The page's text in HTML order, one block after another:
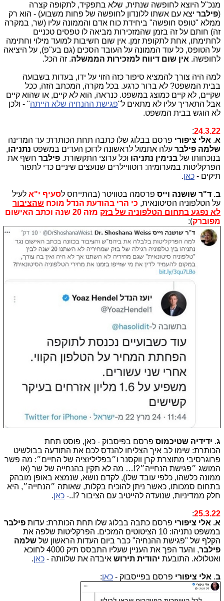
מנכ"ל היוצא לחופשה שנתית, שלא בתפקיד, לתקופה קצרה
(פילבר יצא עם אשתו ללונדון לחופשה של פחות משבוע) - הוא רק
ממלא "טופס חופשה" ביחידת כוח אדם והממונה עליו (שר, במקרה
זה) חותם על זה בזמן שהמזכירות מביאה לו טפסים טכניים
לחתימתו, אחת לתקופת זמן. אין שום חשיבות למועד מילוי וחתימה
על הטופס, כל עוד הממונה על העובד הסכים (גם בע"פ), על היציאה
לחופשה. אין שום דיווח למזכירות הממשלה. זה הכל.
למה היה צורך להמציא סיפור כזה הזוי על ידו, בעדות בשבועה
בבית המשפט? לא ברור כרגע. בכל מקרה, המכתב הזה, ככל
שקיים, לא קיים כמוצג במשפט. כנראה, הוא לא קיים, או שהוא קיים
אבל התאריך עליו לא מתאים ל"פגישת ההנחיה שלא הייתה" - ולכן
לא הוגש בבית המשפט.
24.3.22
:
א. אלי ציפורי פרסם בבלוג שלו כתבה תחת הכותרת: עד המדינה
שלמה פילבר עלה אתמול לראשונה לדוכן העדים במשפט נתניהו,
בנוכחותו של בנימין נתניהו וכל ערוצי התקשורת. פילבר חשף את
הפרקליטות במערומיה: רוטוויילרים שנועצים שיניים כדי לתפור
תיקים - כאן.
ב. ד"ר שושנה וייס פרסמה בטוויטר (בהתייחס לסעיף י"א לעיל
על הטלפוניה הסיטונאית, כי הרי בהודעת הנדל מוכח שהציבור
לא נפגע בתחום הטלפוניה של בזק
מזה 20 שנה וכתב האישום
מפוברק):
ג. ידידיה שטיכמוס פרסם בפיסבוק - כאן, פוסט תחת
הכותרת:
פרוגרסיבי מתוצרת קרן ווקסנר ו״בפליליזציה של החיים״:
חלק ממדיניות, שנועדה להייטיב עם הציבור ?!..- כאן.
25.3.22
:
א. אלי ציפורי פרסם כתבה בבלוג שלו תחת הכותרת: עדות פילבר
במשפט נתניהו: 10 הציטוטים המזכים.
הפרקליטות שלפה את
הקלף של "פגישת ההנחיה" כבר ביום העדות הראשון של שלמה
פילבר
, והעד הפך את העניין שעליו התבסס תיק 4000 לחוכא
ואטלולא. התובעת יהודית תירוש איבדה את שלוותה - כאן.
ב. אלי ציפורי פרסם בפייסבוק - כאן: